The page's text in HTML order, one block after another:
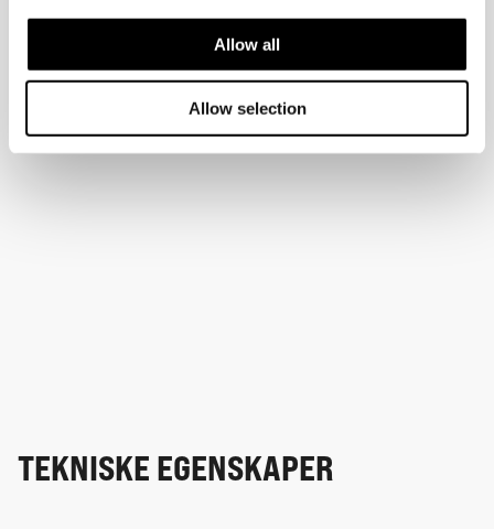
Allow all
Allow selection
TEKNISKE EGENSKAPER